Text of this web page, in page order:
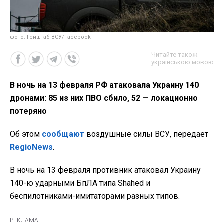
фото: Генштаб ВСУ/Facebook
Читайте також
українською мовою
В ночь на 13 февраля РФ атаковала Украину 140
дронами: 85 из них ПВО сбило, 52 — локационно
потеряно
Об этом сообщают воздушные силы ВСУ, передает
RegioNews.
В ночь на 13 февраля противник атаковал Украину
140-ю ударными БпЛА типа Shahed и
беспилотниками-имитаторами разных типов.